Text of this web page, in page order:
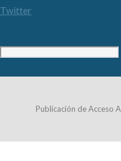
Twitter
Publicación de Acceso